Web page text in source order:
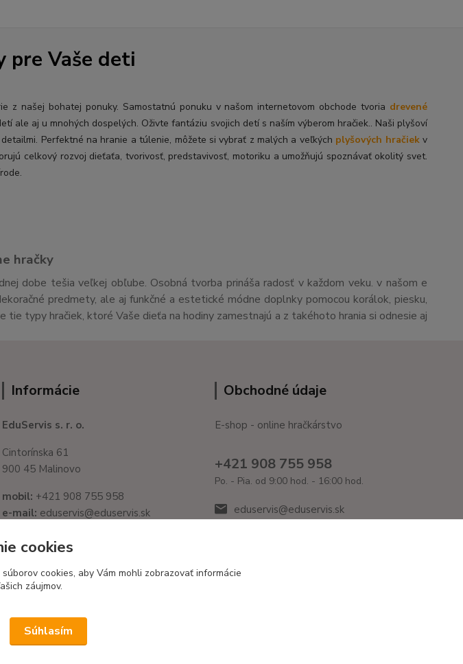
pre Vaše deti
z našej bohatej ponuky. Samostatnú ponuku v našom internetovom obchode tvoria drevené
ale aj u mnohých dospelých. Oživte fantáziu svojich detí s naším výberom hračiek.. Naši plyšoví
Perfektné na hranie a túlenie, môžete si vybrať z malých a veľkých plyšových hračiekv
celkový rozvoj dieťaťa, tvorivosť, predstavivosť, motoriku a umožňujú spoznávať okolitý svet.
hračky
dobe tešia veľkej obľube. Osobná tvorba prináša radosť v každom veku. v našom e
predmety, ale aj funkčné a estetické módne doplnky pomocou korálok, piesku,
typy hračiek, ktoré Vaše dieťa na hodiny zamestnajú a z takéhoto hrania si odnesie aj
Informácie
EduServis s. r. o.
Cintorínska 61
900 45 Malinovo
mobil: +421 908 755 958
e-mail: eduservis@eduservis.sk
DIČ:2122156135
Obchodné údaje
E-shop - online hračkárstvo
+421 908 755 958
Po. - Pia. od 9:00 hod. - 16:00 hod.
eduservis@eduservis.sk
cookies
súborov cookies, aby Vám mohli zobrazovať informácie
záujmov.
Súhlasím